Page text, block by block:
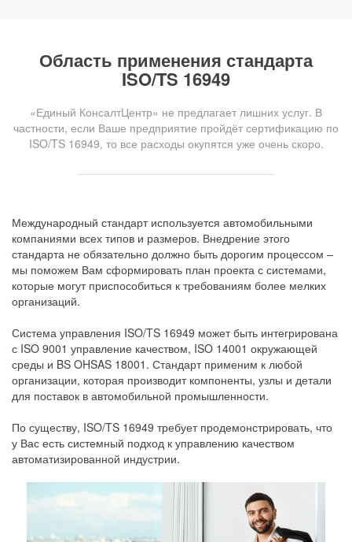
Область применения стандарта
ISO/TS 16949
«Единый КонсалтЦентр» не предлагает лишних услуг. В
частности, если Ваше предприятие пройдёт сертификацию по
ISO/TS 16949, то все расходы окупятся уже очень скоро.
Международный стандарт используется автомобильными
компаниями всех типов и размеров. Внедрение этого
стандарта не обязательно должно быть дорогим процессом –
мы поможем Вам сформировать план проекта с системами,
которые могут приспособиться к требованиям более мелких
организаций.
Система управления ISO/TS 16949 может быть интегрирована
с ISO 9001 управление качеством, ISO 14001 окружающей
среды и BS OHSAS 18001. Стандарт применим к любой
организации, которая производит компоненты, узлы и детали
для поставок в автомобильной промышленности.
По существу, ISO/TS 16949 требует продемонстрировать, что
у Вас есть системный подход к управлению качеством
автоматизированной индустрии.